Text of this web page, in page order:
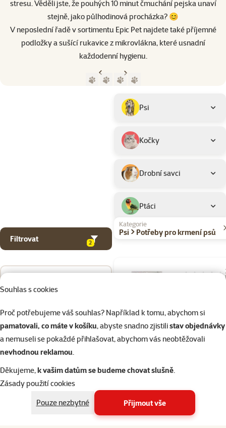
Souhlas s cookies
Proč potřebujeme váš souhlas? Například k tomu, abychom si
pamatovali, co máte v košíku, abyste snadno zjistilistav objednávky
a nemuseli se pokaždé přihlašovat, abychom vás neobtěžovali
nevhodnou reklamou.
Děkujeme,k vašim datům se budeme chovat slušně.
Zásady použití cookies
Pouze nezbytné
Přijmout vše
stresu. Věděli jste, že pouhých 10 minut čmuchání pejska unaví
stejně, jako půlhodinová procházka? 😊
V neposlední řadě v sortimentu Epic Pet najdete také příjemné
podložky a sušící rukavice z mikrovlákna, které usnadní
každodenní hygienu.
Předchozí stranaNásledující strana
Podkategorie
Psi
Kočky
Drobní savci
Ptáci
Filtrovat 2
Kategorie
Psi > Potřeby pro krmení psů
Hodnocení
family
44 Kč